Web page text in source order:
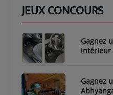
JEUX CONCOURS
Gagnez
intérieur
Gagnez